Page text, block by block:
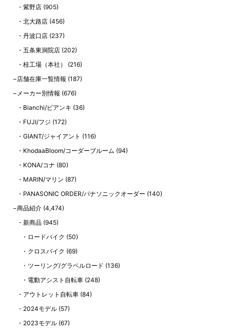
紫野店 (905)
北大路店 (456)
丹波口店 (237)
五条東洞院店 (202)
桂工場（本社）
(216)
店舗在庫一覧情報 (187)
メーカー別情報 (676)
Bianchi/ビアンキ (36)
FUJI/フジ (172)
GIANT/ジャイアント (116)
KhodaaBloom/コーダーブルーム (94)
KONA/コナ (80)
MARIN/マリン (87)
PANASONIC ORDER/パナソニックオーダー (140)
商品紹介 (4,474)
新商品 (945)
ロードバイク (50)
クロスバイク (69)
ツーリング/グラベルロード (136)
電動アシスト自転車(248)
アウトレット自転車 (84)
2024モデル (57)
2023モデル (67)